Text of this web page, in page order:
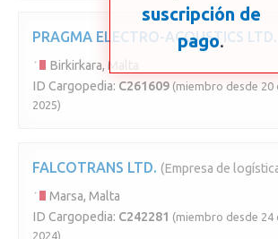
PRAGMA ELECTRO-ACOUSTICS LTD.
Birkirkara, Malta
ID Cargopedia: C261609 (miembro desde 20
2025)
FALCOTRANS LTD. (Empresa de
Marsa, Malta
ID Cargopedia: C242281 (miembro desde 24
2024)
suscripción de
pago.